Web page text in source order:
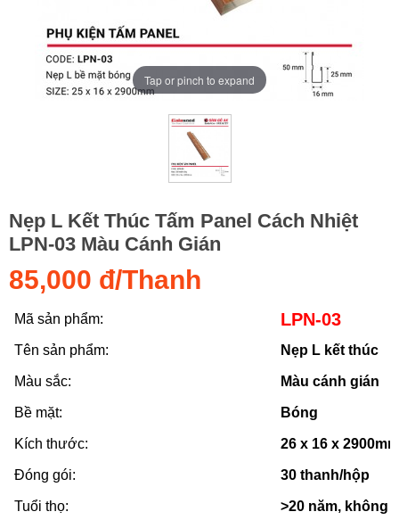
Tap or pinch to expand
Nẹp L Kết Thúc Tấm Panel Cách Nhiệt
LPN-03 Màu Cánh Gián
85,000 đ/Thanh
Mã sản phẩm: LPN-03
Tên sản phẩm: Nẹp L kết thúc
Màu sắc: Màu cánh gián
Bề mặt: Bóng
Kích thước: 26 x 16 x 2900mm
Đóng gói: 30 thanh/hộp
Tuổi thọ: >20 năm, không